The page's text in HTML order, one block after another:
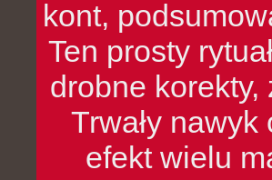
kont,
Ten prosty
drobne
Trwały
efekt wielu